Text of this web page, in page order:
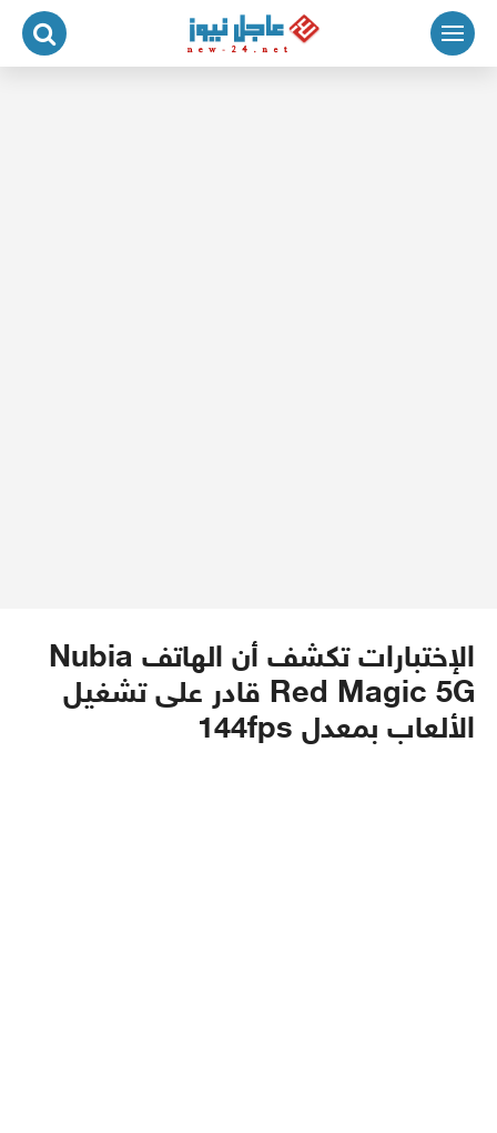
التجاوز
المحتوى
الإختبارات تكشف أن الهاتف Nubia
Red Magic 5G قادر على تشغيل
الألعاب بمعدل 144fps